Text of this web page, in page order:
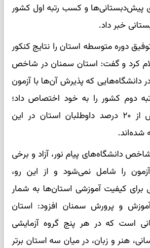
درصدی پیش‌دبستانی‌ها و کسب رتبه اول کشور
خبر داد.
دوره متوسطه استان را نتایج کنکور
۱۴۰۴ اعلام کرد و گفت: استان سمنان در شاخص
دانشگاه‌هایی که پذیرش آن‌ها با آزمون
دوم کشور را به خود اختصاص داد؛
به‌گونه‌ای که بیش از ۲۰ درصد داوطلبان استان در این
شده‌اند.
دانشگاه‌های پیام نور، آزاد و برخی
را شامل نمی‌شود و از این رو،
کیفیت آموزشی استان‌ها به شمار
و پرورش سمنان افزود: استان
است که در هر پنج گروه آزمایشی
هنر و زبان، در میان سه استان برتر